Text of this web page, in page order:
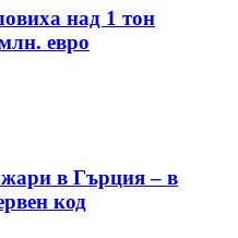
над 1 тон
евро
в Гърция – в
код